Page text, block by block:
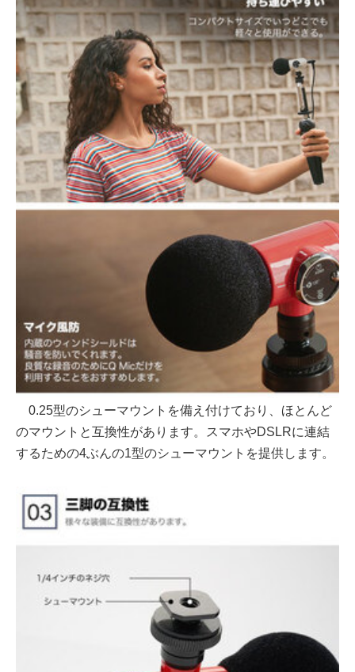
0.25型のシューマウントを備え付けており、ほとんど
のマウントと互換性があります。スマホやDSLRに連結
するための4ぶんの1型のシューマウントを提供します。